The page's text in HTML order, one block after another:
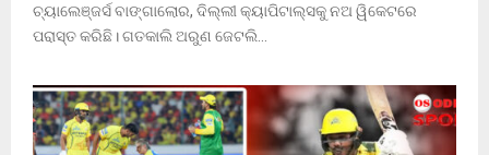
ଚ୍ୟାଲେଞ୍ଜର୍ସ ବାଙ୍ଗାଲୋର, ଦିଲ୍ଲୀ କ୍ୟାପିଟାଲ୍ସକୁ ନଅ ୱିକେଟରେ
ପରାସ୍ତ କରିଛି। ଗତକାଲି ଅରୁଣ ଜେଟଲି...